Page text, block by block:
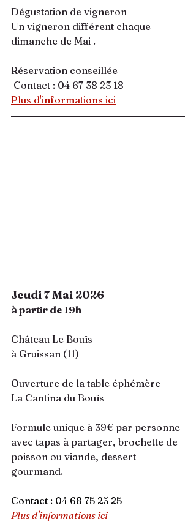
Dégustation de vigneron
Un vigneron différent chaque
dimanche de Mai .
Réservation conseillée
Contact : 04 67 38 23 18
Plus d'informations ici
Jeudi 7 Mai 2026
à partir de 19h
Château Le Bouïs
à Gruissan (11)
Ouverture de la table éphémère
La Cantina du Bouïs
Formule unique à 39€ par personne
avec tapas à partager, brochette de
poisson ou viande, dessert
gourmand.
Contact : 04 68 75 25 25
Plus d'informations ici